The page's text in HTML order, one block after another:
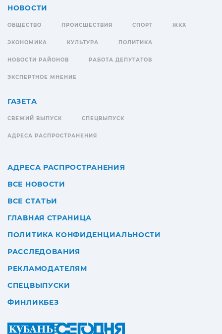
НОВОСТИ
ОБЩЕСТВО ПРОИСШЕСТВИЯ СПОРТ ЖКХ
ЭКОНОМИКА КУЛЬТУРА ПОЛИТИКА
НОВОСТИ РАЙОНОВ РАБОТА ДЕПУТАТОВ
ЭКСПЕРТНОЕ МНЕНИЕ
ГАЗЕТА
СВЕЖИЙ ВЫПУСК СПЕЦВЫПУСК
АДРЕСА РАСПРОСТРАНЕНИЯ
АДРЕСА РАСПРОСТРАНЕНИЯ
ВСЕ НОВОСТИ
ВСЕ СТАТЬИ
ГЛАВНАЯ СТРАНИЦА
ПОЛИТИКА КОНФИДЕНЦИАЛЬНОСТИ
РАССЛЕДОВАНИЯ
РЕКЛАМОДАТЕЛЯМ
СПЕЦВЫПУСКИ
ФИНЛИКБЕЗ